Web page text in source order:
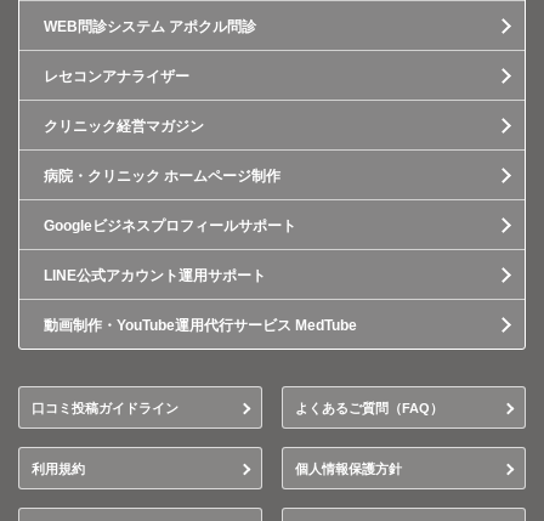
WEB問診システム アポクル問診
レセコンアナライザー
クリニック経営マガジン
病院・クリニック ホームページ制作
Googleビジネスプロフィールサポート
LINE公式アカウント運用サポート
動画制作・YouTube運用代行サービス MedTube
口コミ投稿ガイドライン よくあるご質問（FAQ）
利用規約 個人情報保護方針